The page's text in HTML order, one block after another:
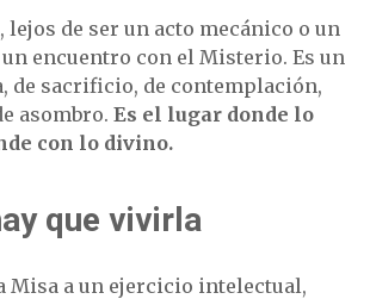
lejos de ser un acto mecánico o un
encuentro con el Misterio. Es un
de sacrificio, de contemplación,
asombro. Es el lugar donde lo
con lo divino.
que vivirla
Misa a un ejercicio intelectual,